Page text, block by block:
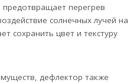
перегрев
солнечных лучей на
сохранить цвет и текстуру
дефлектор также